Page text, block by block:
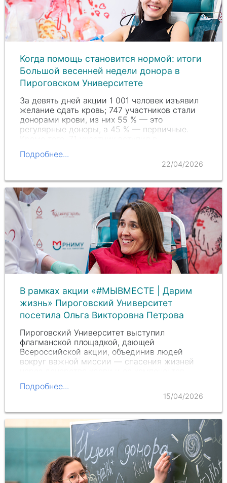
Когда помощь становится нормой: итоги
Большой весенней недели донора в
Пироговском Университете
За девять дней акции 1 001 человек изъявил
желание сдать кровь; 747 участников стали
донорами крови, из них 55 % — это
регулярные доноры, а 45 % — первичные.
мозга.В результате было…
Подробнее...
22/04/2026
В рамках акции «#МЫВМЕСТЕ | Дарим
жизнь» Пироговский Университет
посетила Ольга Викторовна Петрова
Пироговский Университет выступил
флагманской площадкой, дающей
Всероссийской акции, объединив людей
вокруг важной миссии — спасения жизней
Министерства науки и высшего образования…
Подробнее...
15/04/2026